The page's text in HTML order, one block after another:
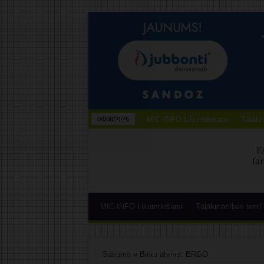
08/08/2026 MIC-INFO Likumdošana
MIC-INFO Likumdošana Tālākmācības testi
Sākums » Birku ahrīvs: ERGO